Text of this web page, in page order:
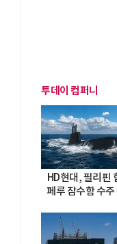
투데이 컴퍼니
HD현대, 필리핀
페루 잠수함 수주